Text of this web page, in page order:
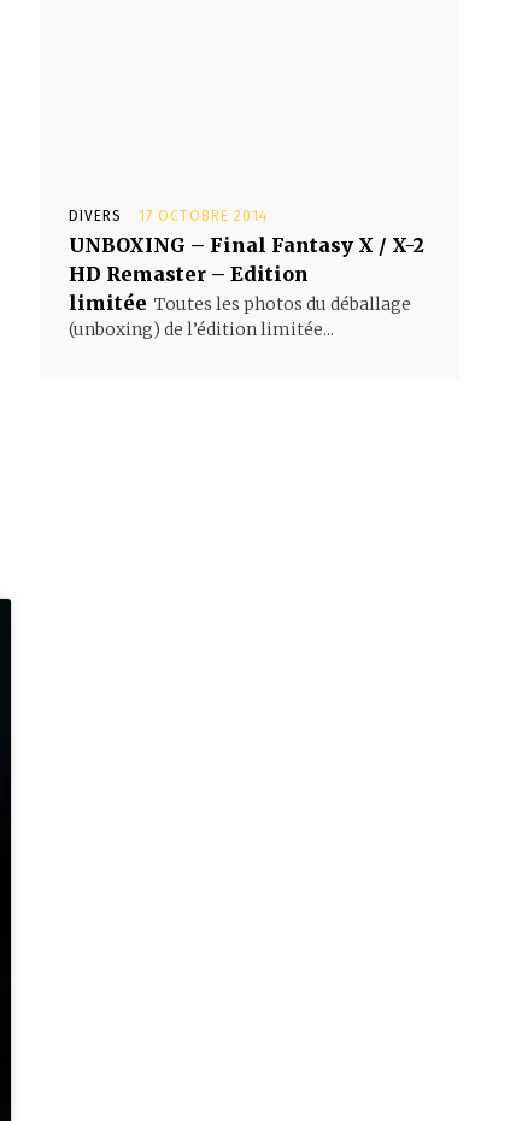
DIVERS 17 OCTOBRE 2014
UNBOXING – Final Fantasy X / X-2
HD Remaster – Edition
limitée Toutes les photos du déballage
(unboxing) de l’édition limitée...